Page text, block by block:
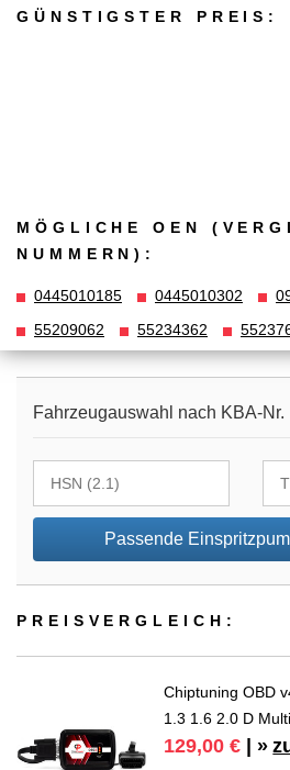
GÜNSTIGSTER PREIS:
MÖGLICHE OEN
NUMMERN):
0445010185 0445010302
55209062
55234362
Fahrzeugauswahl nach KBA-Nr.
Passende
PREIS­VER­GLEICH:
Chiptuning OBD
1.3 1.6 2.0 D
129,00 € | »